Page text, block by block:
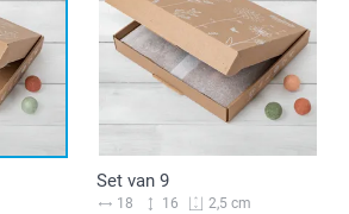
Set van 9
18 16 2,5 cm